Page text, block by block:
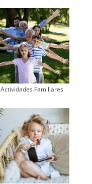
Actividades Familiares